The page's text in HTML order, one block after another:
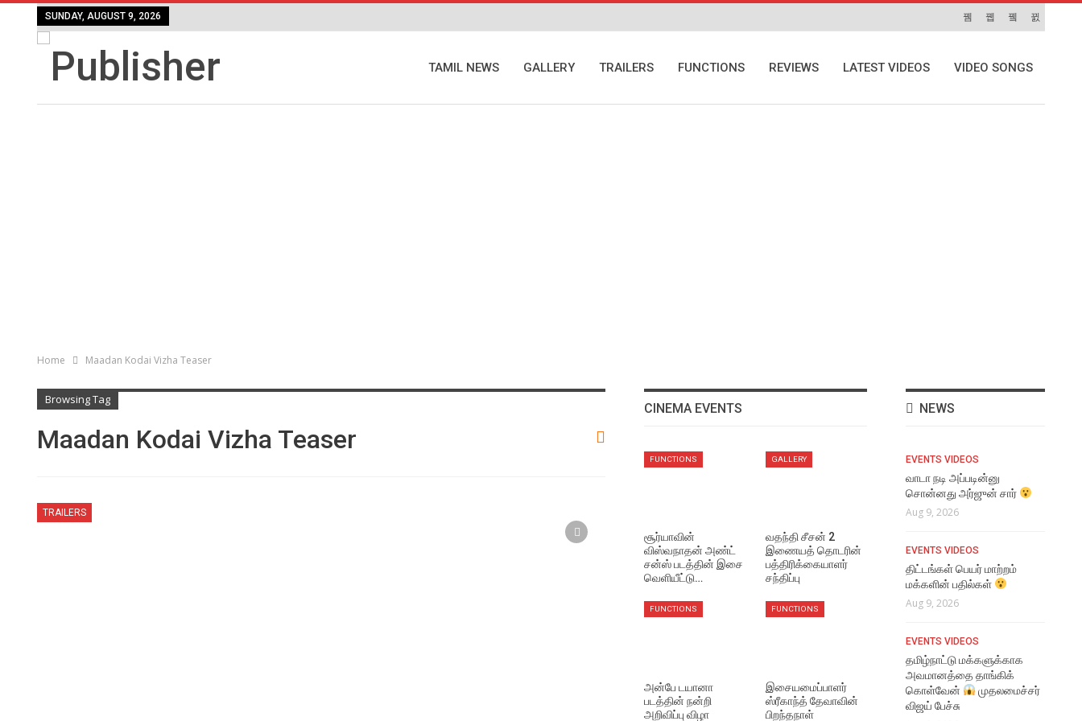
SUNDAY, AUGUST 9, 2026
TAMIL NEWS GALLERY TRAILERS FUNCTIONS REVIEWS LATEST VIDEOS VIDEO SONGS
Home Maadan Kodai Vizha Teaser
Browsing Tag
Maadan Kodai Vizha Teaser
TRAILERS
CINEMA EVENTS
FUNCTIONS
சூர்யாவின்
விஸ்வநாதன் அண்ட்
சன்ஸ் படத்தின் இசை
வெளியீட்டு…
GALLERY
வதந்தி சீசன் 2
இணையத் தொடரின்
பத்திரிக்கையாளர்
சந்திப்பு
FUNCTIONS
அன்பே டயானா
படத்தின் நன்றி
அறிவிப்பு விழா
FUNCTIONS
இசையமைப்பாளர்
ஸ்ரீகாந்த் தேவாவின்
பிறந்தநாள்
NEWS
Aug 7, 2026
நானியின் “தி பாரடைஸ்”
படத்தின் டீசர் வெளியானது
VIDEO SONGS
TRAILERS
Dorothy Official Title
Teaser
Aug 9, 2026
EVENTS VIDEOS
EVENTS VIDEOS
வாடா நடி அப்படின்னு
சொன்னது அர்ஜுன் சார்
Aug 9, 2026
EVENTS VIDEOS
திட்டங்கள் பெயர் மாற்றம்
மக்களின் பதில்கள்
Aug 9, 2026
EVENTS VIDEOS
தமிழ்நாட்டு மக்களுக்காக
அவமானத்தை தாங்கிக்
கொள்வேன்
முதலமைச்சர்
விஜய் பேச்சு